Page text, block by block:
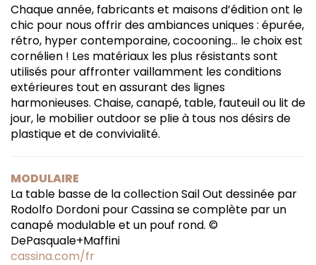
Chaque année, fabricants et maisons d’édition ont le
chic pour nous offrir des ambiances uniques : épurée,
rétro, hyper contemporaine, cocooning… le choix est
cornélien ! Les matériaux les plus résistants sont
utilisés pour affronter vaillamment les conditions
extérieures tout en assurant des lignes
harmonieuses. Chaise, canapé, table, fauteuil ou lit de
jour, le mobilier outdoor se plie à tous nos désirs de
plastique et de convivialité.
MODULAIRE
La table basse de la collection Sail Out dessinée par
Rodolfo Dordoni pour Cassina se complète par un
canapé modulable et un pouf rond. ©
DePasquale+Maffini
cassina.com/fr